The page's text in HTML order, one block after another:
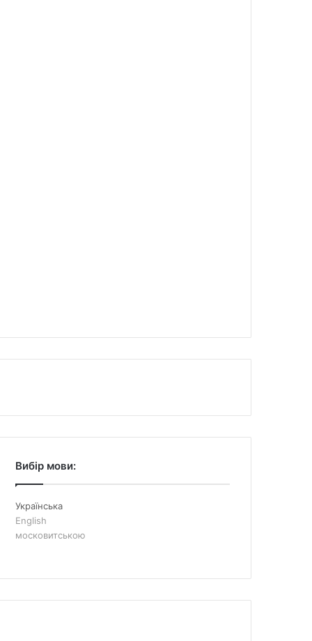
Вибір мови:
Українська
English
московитською